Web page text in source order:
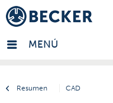
MENÚ
Resumen CAD
- ES